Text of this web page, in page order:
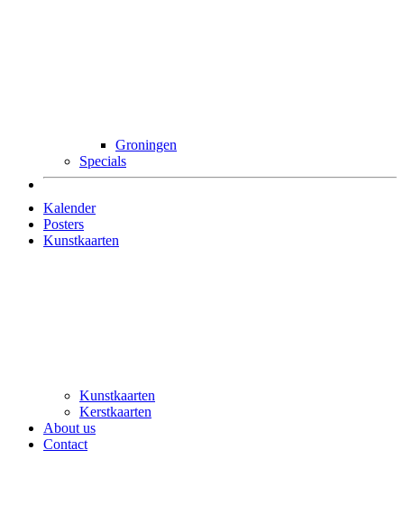
Groningen
Specials
Kalender
Posters
Kunstkaarten
Kunstkaarten
Kerstkaarten
About us
Contact